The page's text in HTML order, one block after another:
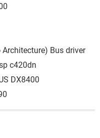
Bus driver
c420dn
DX8400